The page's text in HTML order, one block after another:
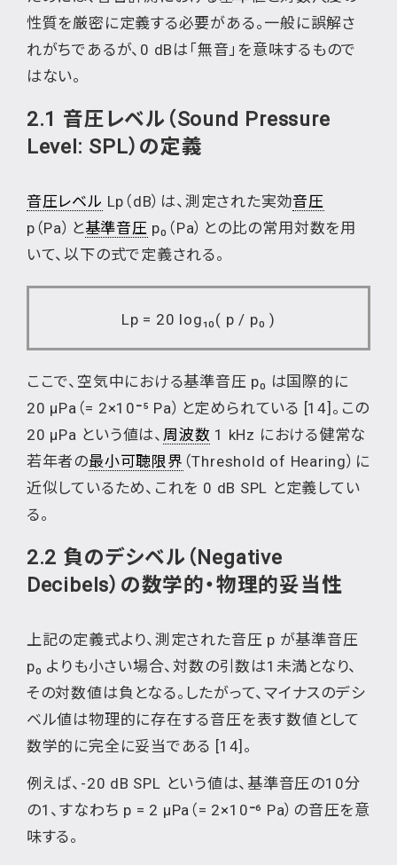
性質を厳密に定義する必要がある。一般に誤解さ
れがちであるが、0 dBは「無音」を意味するもので
はない。
2.1 音圧レベル（Sound Pressure
Level: SPL）の定義
音圧レベル Lp（dB）は、測定された実効音圧
p（Pa）と基準音圧 p₀（Pa）との比の常用対数を用
いて、以下の式で定義される。
Lp = 20 log₁₀( p / p₀ )
ここで、空気中における基準音圧 p₀ は国際的に
20 µPa（= 2×10⁻⁵ Pa）と定められている [14]。この
20 µPa という値は、 周波数 1 kHz における健常な
若年者の最小可聴限界 （Threshold of Hearing）に
近似しているため、これを 0 dB SPL と定義してい
る。
2.2 負のデシベル（Negative
Decibels）の数学的・物理的妥当性
上記の定義式より、測定された音圧 p が基準音圧
p₀ よりも小さい場合、対数の引数は1未満となり、
その対数値は負となる。したがって、マイナスのデシ
ベル値は物理的に存在する音圧を表す数値として
数学的に完全に妥当である [14]。
例えば、-20 dB SPL という値は、基準音圧の10分
の1、すなわち p = 2 µPa（= 2×10⁻⁶ Pa）の音圧を意
味する。